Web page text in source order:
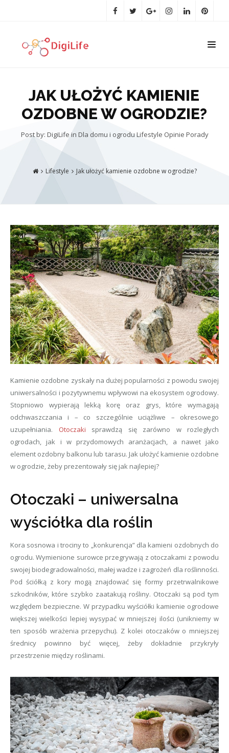
JAK UŁOŻYĆ KAMIENIE
OZDOBNE W OGRODZIE?
Post by: DigiLife in Dla domu i ogrodu Lifestyle Opinie Porady
Lifestyle Jak ułożyć kamienie ozdobne w ogrodzie?
Kamienie ozdobne zyskały na dużej popularności z powodu swojej
uniwersalności i pozytywnemu wpływowi na ekosystem ogrodowy.
Stopniowo wypierają lekką korę oraz grys, które wymagają
odchwaszczania i – co szczególnie uciążliwe – okresowego
uzupełniania. Otoczaki sprawdzą się zarówno w rozległych
ogrodach, jak i w przydomowych aranżacjach, a nawet jako
element ozdobny balkonu lub tarasu. Jak ułożyć kamienie ozdobne
w ogrodzie, żeby prezentowały się jak najlepiej?
Otoczaki – uniwersalna
wyściółka dla roślin
Kora sosnowa i trociny to „konkurencja” dla kamieni ozdobnych do
ogrodu. Wymienione surowce przegrywają z otoczakami z powodu
swojej biodegradowalności, małej wadze i zagrożeń dla roślinności.
Pod ściółką z kory mogą znajdować się formy przetrwalnikowe
szkodników, które szybko zaatakują rośliny. Otoczaki są pod tym
względem bezpieczne. W przypadku wyściółki kamienie ogrodowe
większej wielkości lepiej wysypać w mniejszej ilości (unikniemy w
ten sposób wrażenia przepychu). Z kolei otoczaków o mniejszej
średnicy powinno być więcej, żeby dokładnie przykryły
przestrzenie między roślinami.